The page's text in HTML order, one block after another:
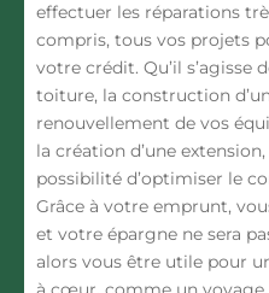
effectuer les réparations
compris, tous vos projets
votre crédit. Qu’il s’agisse
toiture, la construction
renouvellement de vos
la création d’une
possibilité d’optimiser le
Grâce à votre emprunt,
et votre épargne ne sera
alors vous être utile pour